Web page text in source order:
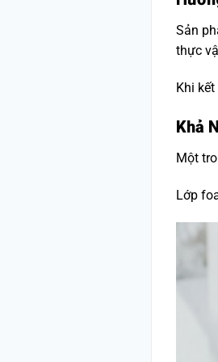
Sản
thực
Khi
Khả
Một
Lớp